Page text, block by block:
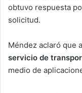
obtuvo respuesta
solicitud.
Méndez aclaró que
servicio de
medio de